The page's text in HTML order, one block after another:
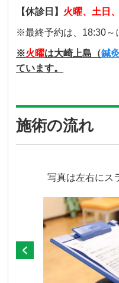
【休診日】 火曜、土日
※最終予約は、18:30～
※火曜は大崎上島（鍼
ています。
施術の流れ
写真は左右にス